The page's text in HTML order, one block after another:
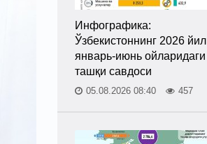
Инфографика:
Ўзбекистоннинг 2026 йил
январь-июнь ойларидаги
ташқи савдоси
05.08.2026 08:40 457